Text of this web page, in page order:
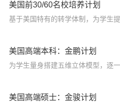
美国前30/60名校培养计划
美国高端本科：金鹏计划
美国高端硕士：金骏计划